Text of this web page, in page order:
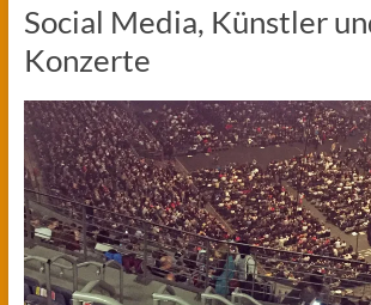
Social Media, Künstler
Konzerte